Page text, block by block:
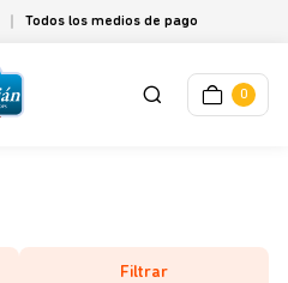
Todos los medios de pago
0
Filtrar